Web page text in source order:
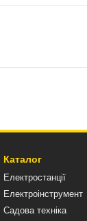
Каталог
Електростанції
Електроінструмент
Садова техніка